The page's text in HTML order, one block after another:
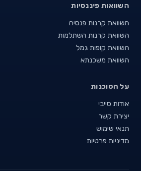
השוואות פיננסיות
השוואת קרנות פנסיה
השוואת קרנות השתלמות
השוואת קופות גמל
השוואת משכנתא
על הסוכנות
אודות סייבי
יצירת קשר
תנאי שימוש
מדיניות פרטיות